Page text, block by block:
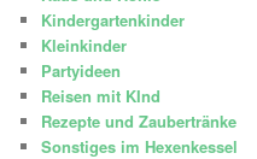
Kindergartenkinder
Kleinkinder
Partyideen
Reisen mit KInd
Rezepte und Zaubertränke
Sonstiges im Hexenkessel